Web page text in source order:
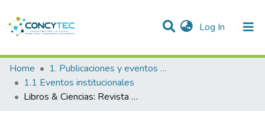
Log In (current)
Communities & Collections
Research Outputs
Home
1. Publicaciones y eventos institucionales
1.1 Eventos institucionales
Libros & Ciencias: Revista de divulgación científica (N° 4 - Julio 2022)